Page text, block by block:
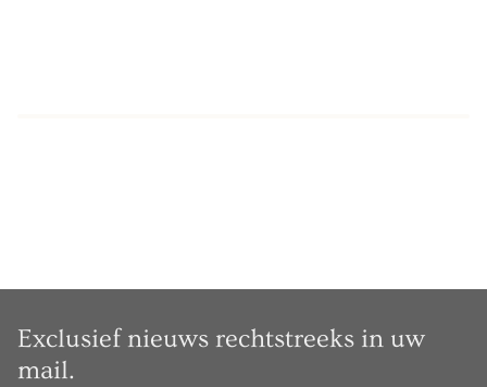
Exclusief nieuws rechtstreeks in uw
mail.